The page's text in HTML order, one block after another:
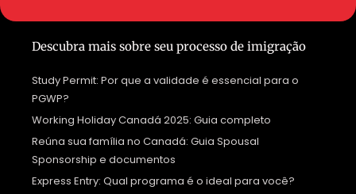
Descubra mais sobre seu processo de imigração
Study Permit: Por que a validade é essencial para o
PGWP?
Working Holiday Canadá 2025: Guia completo
Reúna sua família no Canadá: Guia Spousal
Sponsorship e documentos
Express Entry: Qual programa é o ideal para você?